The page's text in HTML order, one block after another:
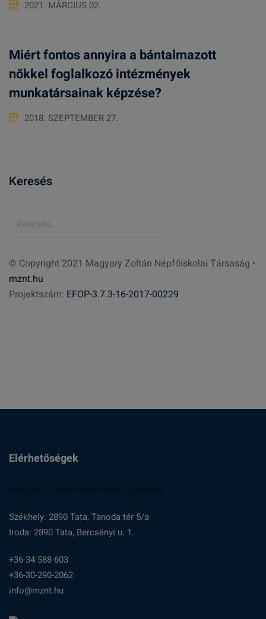
2021. MÁRCIUS 02.
Miért fontos annyira a bántalmazott
nőkkel foglalkozó intézmények
munkatársainak képzése?
2018. SZEPTEMBER 27.
Keresés
e
s
é
© Copyright 2021 Magyary Zoltán Népfőiskolai Társaság •
mznt.hu
Projektszám: EFOP-3.7.3-16-2017-00229
Elérhetőségek
Székhely: 2890 Tata, Tanoda tér 5/a
Iroda: 2890 Tata, Bercsényi u. 1.
+36-34-588-603
+36-30-290-2062
info@mznt.hu